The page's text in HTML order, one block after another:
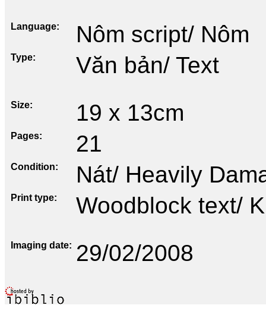
Language Nôm script/ Nôm
Type Văn bản/ Text
Size 19 x 13cm
Pages 21
Condition Nát/ Heavily
Print type Woodblock text/
Imaging date 29/02/2008